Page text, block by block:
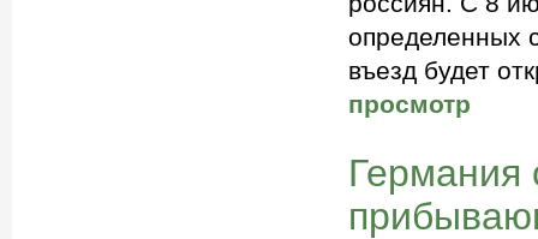
определенных
въезд будет
просмотр
Германия